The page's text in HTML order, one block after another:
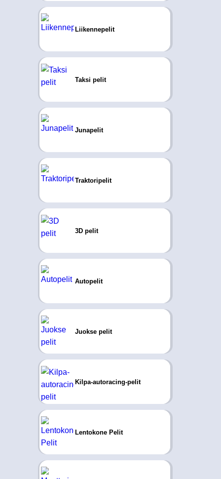
Liikennepelit
Taksi pelit
Junapelit
Traktoripelit
3D pelit
Autopelit
Juokse pelit
Kilpa-autoracing-pelit
Lentokone Pelit